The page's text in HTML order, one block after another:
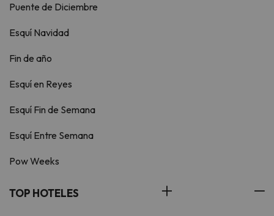
Puente de Diciembre
Esquí Navidad
Fin de año
Esquí en Reyes
Esquí Fin de Semana
Esquí Entre Semana
Pow Weeks
TOP HOTELES